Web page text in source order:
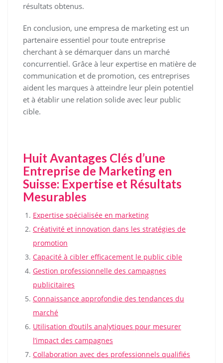
résultats obtenus.
En conclusion, une empresa de marketing est un
partenaire essentiel pour toute entreprise
cherchant à se démarquer dans un marché
concurrentiel. Grâce à leur expertise en matière de
communication et de promotion, ces entreprises
aident les marques à atteindre leur plein potentiel
et à établir une relation solide avec leur public
cible.
Huit Avantages Clés d’une
Entreprise de Marketing en
Suisse: Expertise et Résultats
Mesurables
Expertise spécialisée en marketing
Créativité et innovation dans les stratégies de
promotion
Capacité à cibler efficacement le public cible
Gestion professionnelle des campagnes
publicitaires
Connaissance approfondie des tendances du
marché
Utilisation d’outils analytiques pour mesurer
l’impact des campagnes
Collaboration avec des professionnels qualifiés